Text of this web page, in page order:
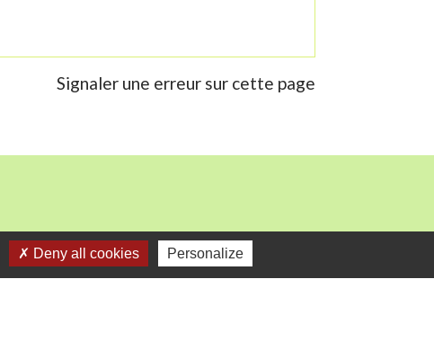
Signaler une erreur sur cette page
Deny all cookies Personalize